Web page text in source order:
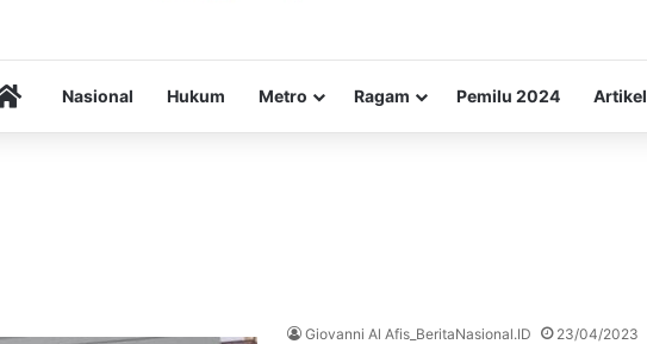
HomeNasional Hukum Metro Ragam Pemilu 2024 Artikel
Giovanni Al Afis_BeritaNasional.ID 23/04/2023